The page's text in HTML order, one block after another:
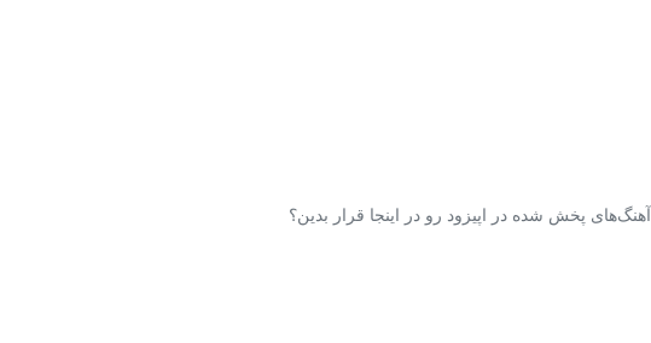
آهنگ‌های پخش شده در اپیزود رو در اینجا قرار بدین؟